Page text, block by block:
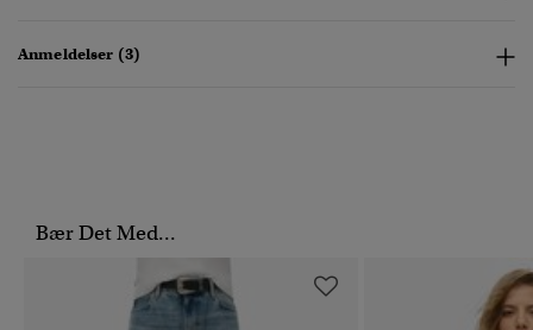
Anmeldelser (3)
Bær Det Med...